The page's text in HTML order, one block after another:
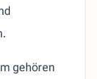
gehören